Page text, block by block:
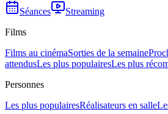
Séances
Streaming
Films
Films au cinémaSorties de la semaine
attendusLes plus populairesLes plus
Personnes
Les plus populairesRéalisateurs en salle